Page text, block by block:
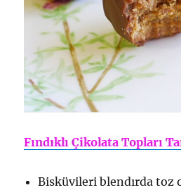
Fındıklı Çikolata Topları
Bisküvileri blendırda toz